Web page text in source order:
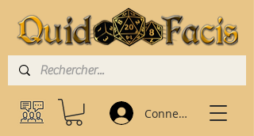
Connexion